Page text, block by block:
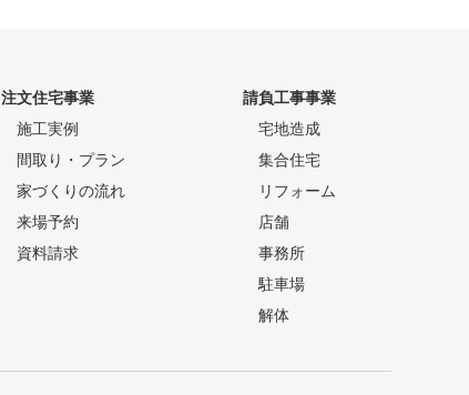
注文住宅事業
施工実例
間取り・プラン
家づくりの流れ
来場予約
資料請求
請負工事事業
宅地造成
集合住宅
リフォーム
店舗
事務所
駐車場
解体